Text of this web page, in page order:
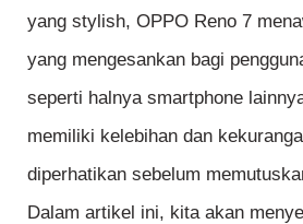
yang stylish, OPPO Reno 7
yang mengesankan bagi
seperti halnya smartphone
memiliki kelebihan dan
diperhatikan sebelum
Dalam artikel ini, kita akan